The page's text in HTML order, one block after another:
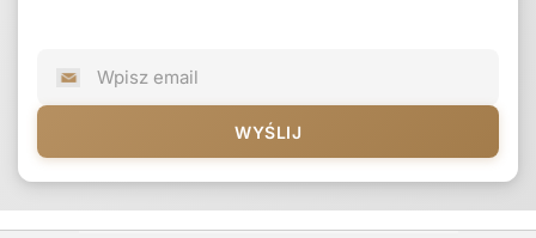
WYŚLIJ